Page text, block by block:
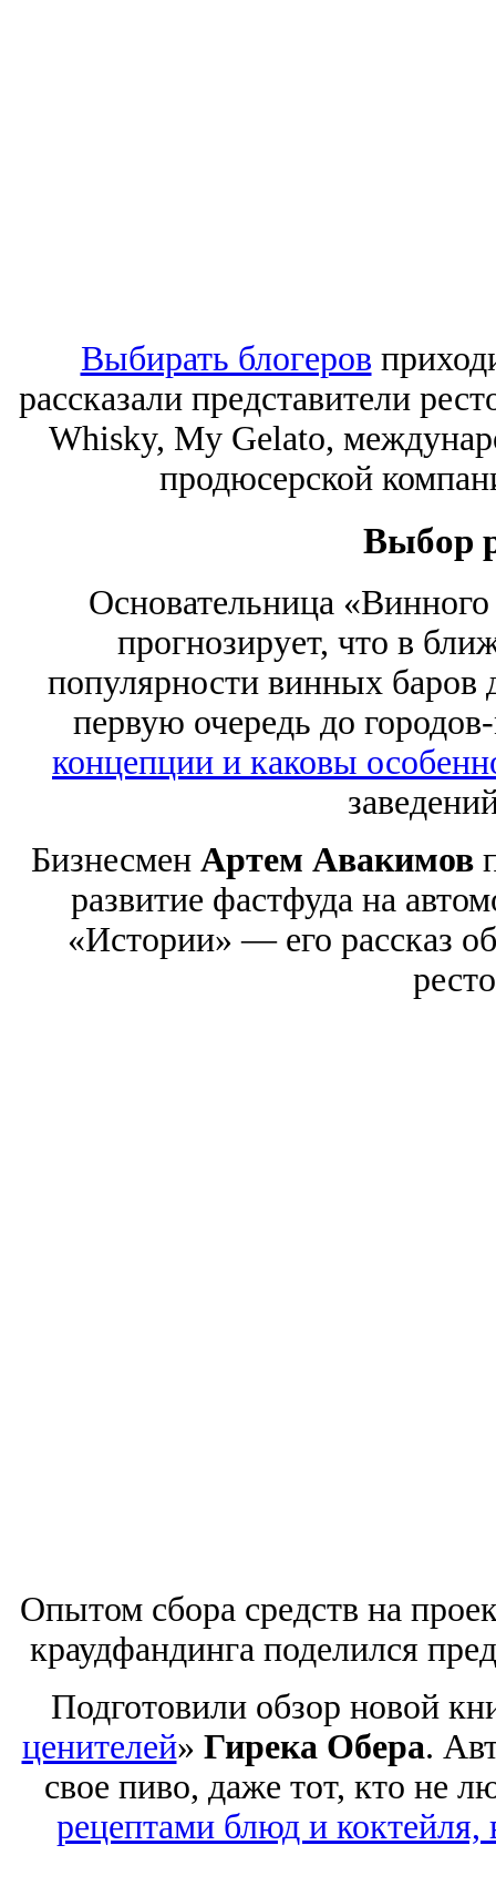
Выбирать блогеров
рассказали представители
Whisky, My Gelato,
продюсерской
Выбор
Основательница
прогнозирует, что в
популярности винных баров
первую очередь до
концепции и каковы
Бизнесмен Артем Авакимов
развитие фастфуда на
«Истории» — его рассказ
Опытом сбора средств на
краудфандинга поделился
Подготовили обзор новой
ценителей» Гирека Обера.
свое пиво, даже тот, кто не
рецептами блюд и коктейля,